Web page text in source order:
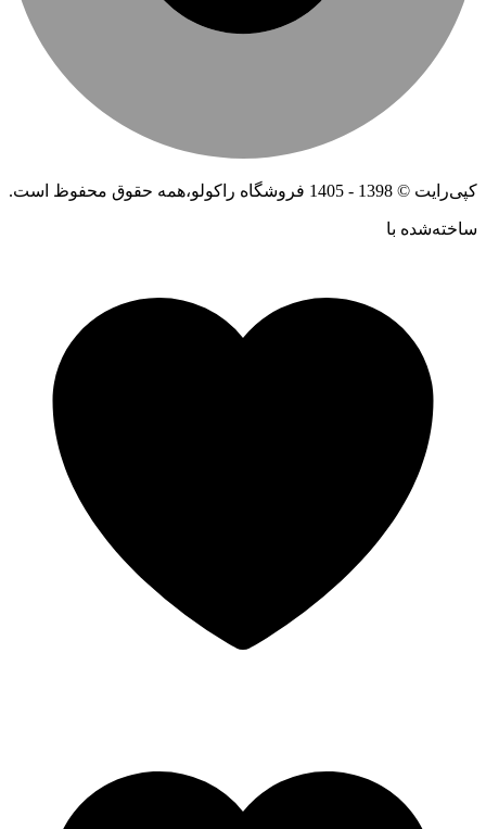
کپی‌رایت © 1398 - 1405 فروشگاه راکولو،همه حقوق محفوظ است.
ساخته‌شده ‌با